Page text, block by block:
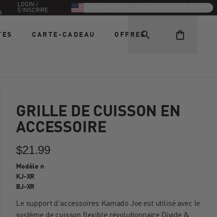
LOGIN /
S'INSCRIRE
CARTE-CADEAU OFFRES
GRILLE DE CUISSON EN
ACCESSOIRE
$21.99
Modèle n
KJ-XR
BJ-XR
Le support d'accessoires Kamado Joe est utilisé avec le